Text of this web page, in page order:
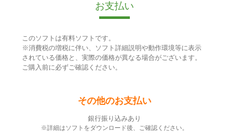
お支払い
このソフトは有料ソフトです。
※消費税の増税に伴い、ソフト詳細説明や動作環境等に表示
されている価格と、実際の価格が異なる場合がございます。
ご購入前に必ずご確認ください。
その他のお支払い
銀行振り込みあり
※詳細はソフトをダウンロード後、ご確認ください。